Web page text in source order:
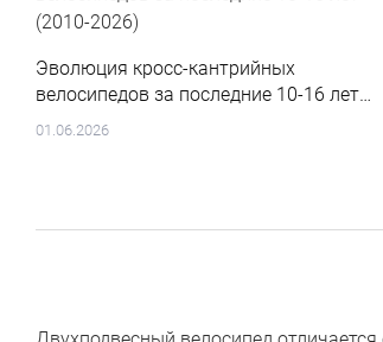
Эволюция кросс-кантрийных
велосипедов за последние 10-16 лет
(2010-2026)
01.06.2026